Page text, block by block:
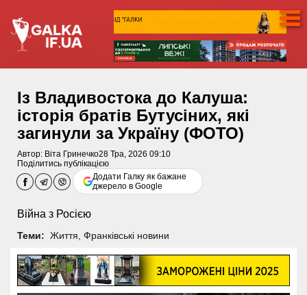
Із Владивостока до Калуша:
історія братів Бутусіних, які
загинули за Україну (ФОТО)
Автор: Віта Гринечко28 Тра, 2026 09:10
Поділитись публікацією
Додати Галку як бажане
джерело в Google
Війна з Росією
Теми: Життя Франківські новини